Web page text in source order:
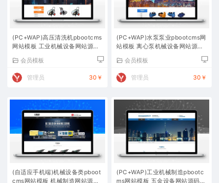
(PC+WAP)高压清洗机pbootcms
网站模板 工业机械设备网站源码
会员模板
管理员 30￥
(PC+WAP)水泵泵业pbootcms网
站模板 离心泵机械设备网站源码
会员模板
管理员 30￥
(自适应手机端)机械设备类pboot
cms网站模板 机械制造网站源码
(PC+WAP)工业机械制造pbootc
ms网站模板 五金设备网站源码下